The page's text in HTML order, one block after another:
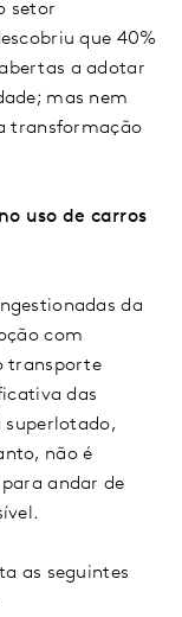
setor
que 40%
a adotar
mas nem
transformação
uso de carros
da
com
transporte
das
superlotado,
não é
andar de
as seguintes